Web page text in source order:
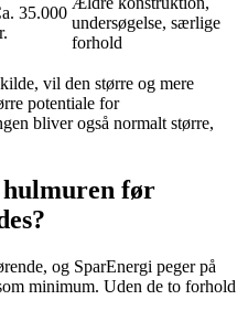
35.000
undersøgelse, særlige
forhold
vil den større og mere
potentiale for
bliver også normalt større,
hulmuren før
og SparEnergi peger på
minimum. Uden de to forhold